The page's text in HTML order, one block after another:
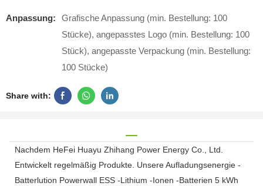
Anpassung:
Grafische Anpassung (min. Bestellung: 100
Stücke), angepasstes Logo (min. Bestellung: 100
Stück), angepasste Verpackung (min. Bestellung:
100 Stücke)
Share with:
Nachdem HeFei Huayu Zhihang Power Energy Co., Ltd.
Entwickelt regelmäßig Produkte. Unsere Aufladungsenergie -
Batterlution Powerwall ESS -Lithium -Ionen -Batterien 5 kWh